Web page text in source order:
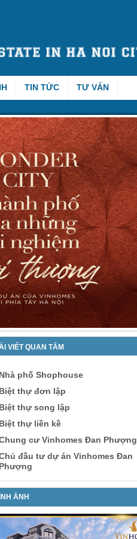
TIN TỨC TƯ VẤN
VIẾT QUAN TÂM
phố Shophouse
thự đơn lập
thự song lập
thự liền kề
cư Vinhomes Đan Phượng
đầu tư dự án Vinhomes Đan
ẢNH